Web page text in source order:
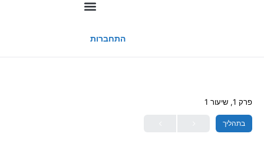
התחברות
פרק 1, שיעור 1
בתהליך